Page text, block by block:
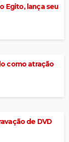
Egito, lança seu
como atração
de DVD